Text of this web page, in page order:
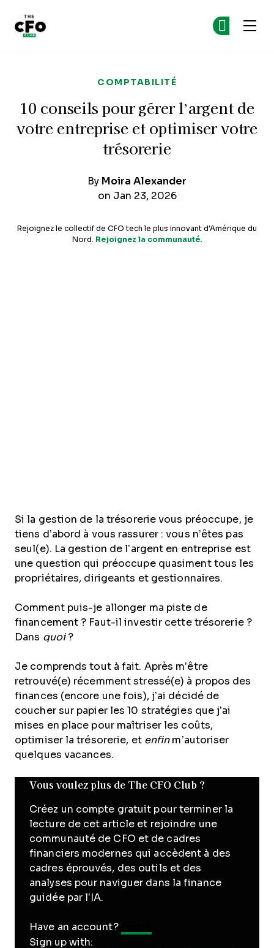
COMPTABILITÉ
10 conseils pour gérer l’argent de
votre entreprise et optimiser votre
trésorerie
By Moira Alexander
on Jan 23, 2026
Rejoignez le collectif de CFO tech le plus innovant d'Amérique du
Nord. Rejoignez la communauté.
Si la gestion de la trésorerie vous préoccupe, je
tiens d’abord à vous rassurer : vous n’êtes pas
seul(e). La gestion de l’argent en entreprise est
une question qui préoccupe quasiment tous les
propriétaires, dirigeants et gestionnaires.
Comment puis-je allonger ma piste de
financement ? Faut-il investir cette trésorerie ?
Dans quoi?
Je comprends tout à fait. Après m’être
retrouvé(e) récemment stressé(e) à propos des
finances (encore une fois), j’ai décidé de
coucher sur papier les 10 stratégies que j’ai
mises en place pour maîtriser les coûts,
optimiser la trésorerie, et enfinm’autoriser
quelques vacances.
Vous voulez plus de The CFO Club ?
Créez un compte gratuit pour terminer la
lecture de cet article et rejoindre une
communauté de CFO et de cadres
financiers modernes qui accèdent à des
cadres éprouvés, des outils et des
analyses pour naviguer dans la finance
guidée par l’IA.
Have an account?
Sign up with: